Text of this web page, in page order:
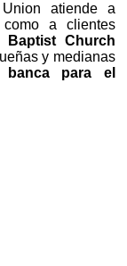
atiende a
a clientes
Baptist Church
y medianas
banca para el